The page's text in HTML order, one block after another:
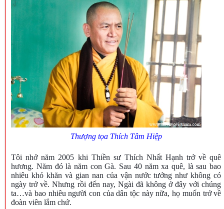
Thượng tọa Thích Tâm Hiệp
Tôi nhớ năm 2005 khi Thiền sư Thích Nhất Hạnh trở về quê
hương. Năm đó là năm con Gà. Sau 40 năm xa quê, là sau bao
nhiêu khó khăn và gian nan của vận nước tưởng như không có
ngày trở về. Nhưng rồi đến nay, Ngài đã không ở đây với chúng
ta…và bao nhiêu người con của dân tộc này nữa, họ muốn trở về
đoàn viên lắm chứ.